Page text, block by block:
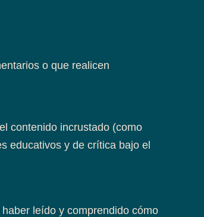
o que realicen
contenido incrustado (como
educativos y de crítica bajo el
leído y comprendido cómo